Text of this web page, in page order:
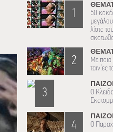
1
50
λίστα
2
Με ποια
ταινίες
3
Ο
4
Ο